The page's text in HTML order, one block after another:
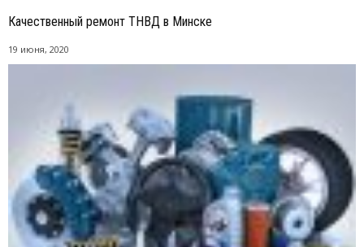
Качественный ремонт ТНВД в Минске
19 июня, 2020